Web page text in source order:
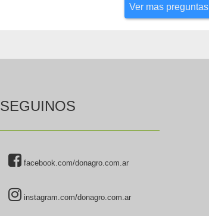
Ver mas preguntas
SEGUINOS
facebook.com/donagro.com.ar
instagram.com/donagro.com.ar